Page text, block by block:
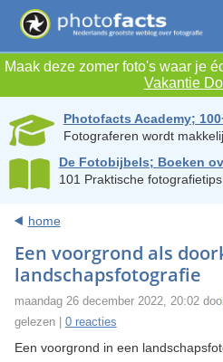
Maak deze zomer foto's waar je
Vakantie
Photofacts Academy;
Fotograferen wordt
De Fotobijbels; Boeken
101 Praktische
home
Een voorgrond als
landschapsfotografie
maandag 26 december 2022, 20:02
gelezen | 0 reacties
Een voorgrond in een